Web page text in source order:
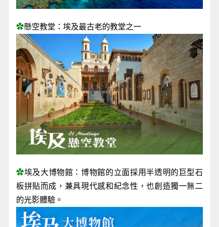
✿懸空教堂：埃及最古老的教堂之一
✿埃及大博物館：博物館的立面採用半透明的巨型石
板拼貼而成，兼具現代感和紀念性，也創造獨一無二
的光影體驗。